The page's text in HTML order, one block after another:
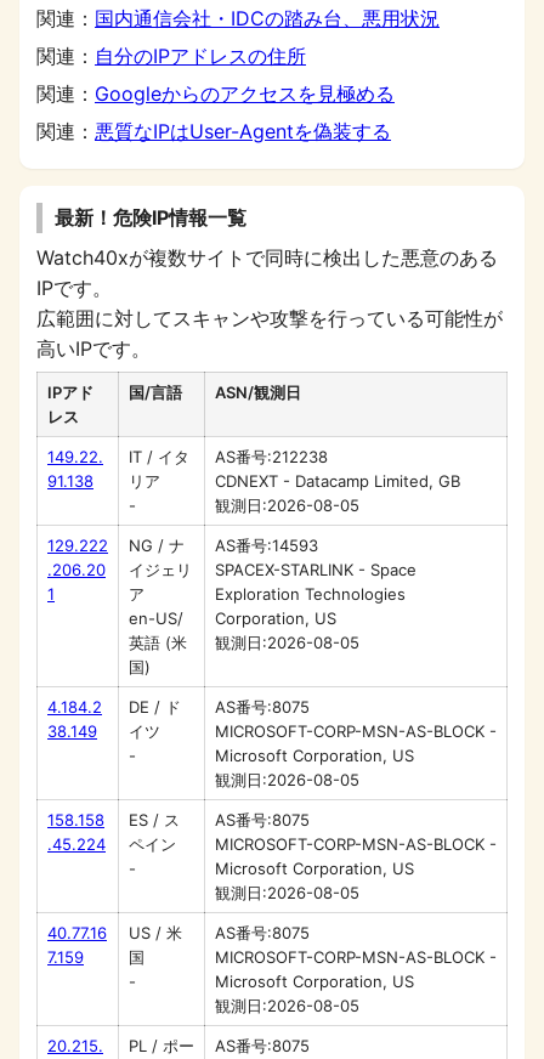
関連： 国内通信会社・IDCの踏み台、悪用状況
関連： 自分のIPアドレスの住所
関連： Googleからのアクセスを見極める
関連： 悪質なIPはUser-Agentを偽装する
最新！危険IP情報一覧
Watch40xが複数サイトで同時に検出した悪意のある
IPです。
広範囲に対してスキャンや攻撃を行っている可能性が
高いIPです。
IPアド
レス
国/言語 ASN/観測日
149.22.
91.138
IT / イタ
リア
-
AS番号:212238
CDNEXT - Datacamp Limited, GB
観測日:2026-08-05
129.222
.206.20
1
NG / ナ
イジェリ
ア
en-US/
英語 (米
国)
AS番号:14593
SPACEX-STARLINK - Space
Exploration Technologies
Corporation, US
観測日:2026-08-05
4.184.2
38.149
DE / ド
イツ
-
AS番号:8075
MICROSOFT-CORP-MSN-AS-BLOCK -
Microsoft Corporation, US
観測日:2026-08-05
158.158
.45.224
ES / ス
ペイン
-
AS番号:8075
MICROSOFT-CORP-MSN-AS-BLOCK -
Microsoft Corporation, US
観測日:2026-08-05
40.77.16
7.159
US / 米
国
-
AS番号:8075
MICROSOFT-CORP-MSN-AS-BLOCK -
Microsoft Corporation, US
観測日:2026-08-05
20.215.
PL / ポー
AS番号:8075